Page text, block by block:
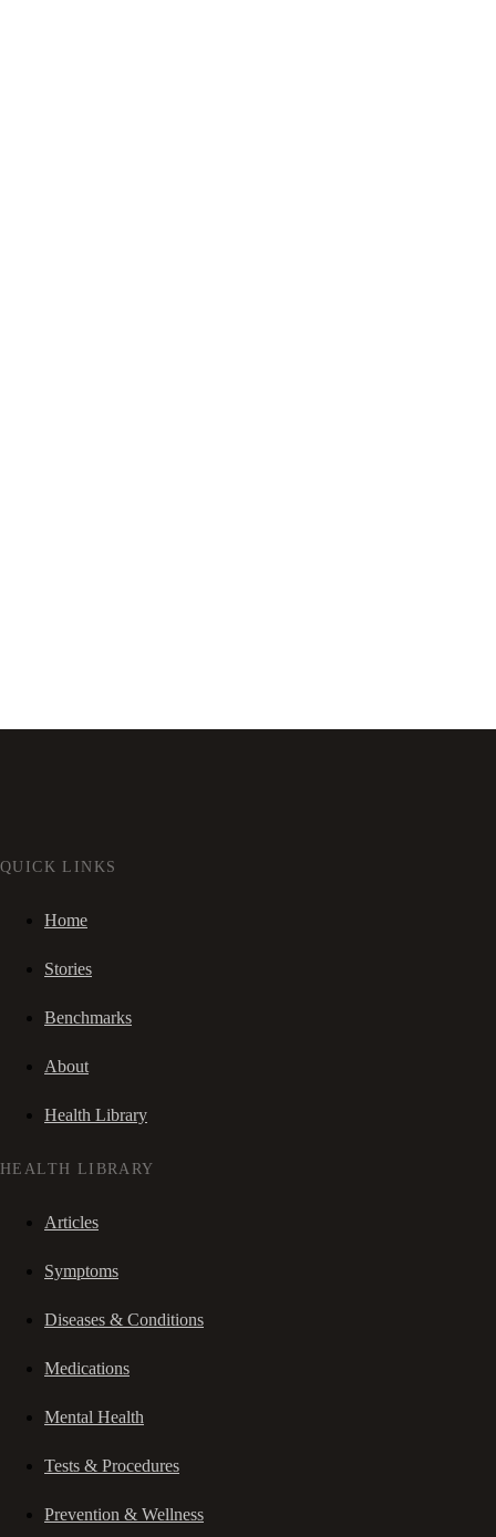
QUICK LINKS
Home
Stories
Benchmarks
About
Health Library
HEALTH LIBRARY
Articles
Symptoms
Diseases & Conditions
Medications
Mental Health
Tests & Procedures
Prevention & Wellness